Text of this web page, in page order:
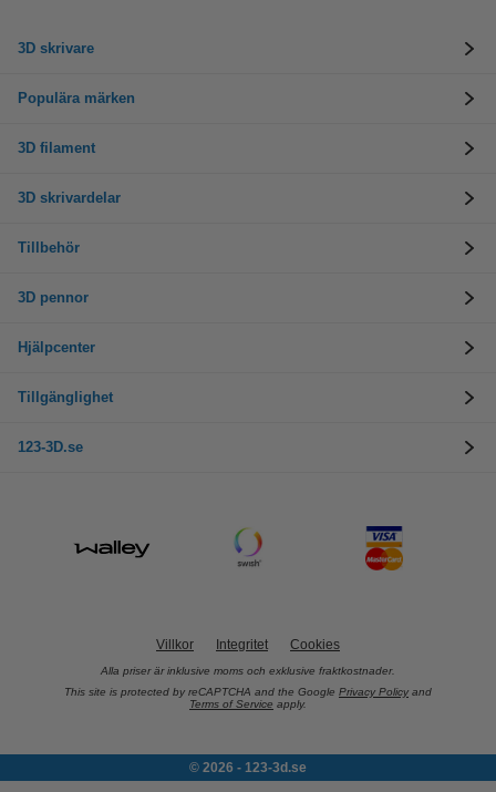
3D skrivare
Populära märken
3D filament
3D skrivardelar
Tillbehör
3D pennor
Hjälpcenter
Tillgänglighet
123-3D.se
Villkor Integritet Cookies
Alla priser är inklusive moms och exklusive fraktkostnader.
This site is protected by reCAPTCHA and the Google Privacy Policy and
Terms of Service apply.
© 2026 - 123-3d.se